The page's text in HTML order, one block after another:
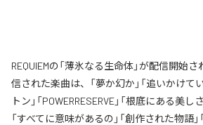
REQUIEMの「薄氷なる生命体」が配信開始
信された楽曲は、「夢か幻か」「追いかけて
トン」「POWERRESERVE」「根底にある美し
「すべてに意味があるの」「創作された物語」